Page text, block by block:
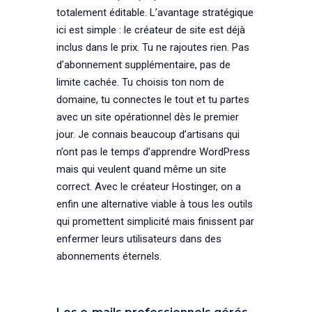
totalement éditable. L’avantage stratégique
ici est simple : le créateur de site est déjà
inclus dans le prix. Tu ne rajoutes rien. Pas
d’abonnement supplémentaire, pas de
limite cachée. Tu choisis ton nom de
domaine, tu connectes le tout et tu partes
avec un site opérationnel dès le premier
jour. Je connais beaucoup d’artisans qui
n’ont pas le temps d’apprendre WordPress
mais qui veulent quand même un site
correct. Avec le créateur Hostinger, on a
enfin une alternative viable à tous les outils
qui promettent simplicité mais finissent par
enfermer leurs utilisateurs dans des
abonnements éternels.